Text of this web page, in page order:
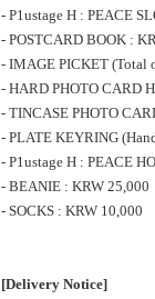
- P1ustage H : PEACE
- POSTCARD BOOK :
- IMAGE PICKET (Total
- HARD PHOTO CARD
- TINCASE PHOTO
- PLATE KEYRING
- P1ustage H : PEACE
- BEANIE : KRW 25,000
- SOCKS : KRW 10,000
[Delivery Notice]